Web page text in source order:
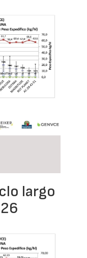
largo